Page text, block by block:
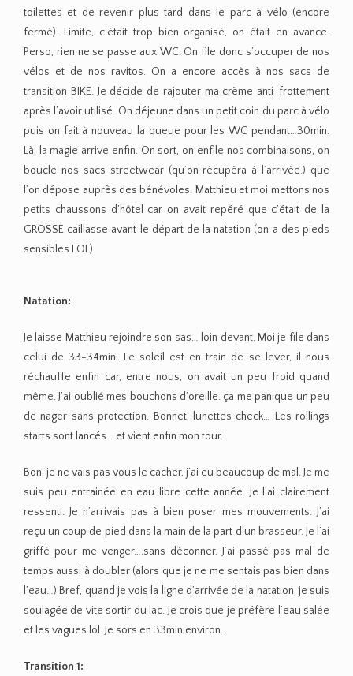
toilettes et de revenir plus tard dans le parc à vélo (encore
fermé). Limite, c’était trop bien organisé, on était en avance.
Perso, rien ne se passe aux WC. On file donc s’occuper de nos
vélos et de nos ravitos. On a encore accès à nos sacs de
transition BIKE. Je décide de rajouter ma crème anti-frottement
après l’avoir utilisé. On déjeune dans un petit coin du parc à vélo
puis on fait à nouveau la queue pour les WC pendant…30min.
Là, la magie arrive enfin. On sort, on enfile nos combinaisons, on
boucle nos sacs streetwear (qu’on récupéra à l’arrivée.) que
l’on dépose auprès des bénévoles. Matthieu et moi mettons nos
petits chaussons d’hôtel car on avait repéré que c’était de la
GROSSE caillasse avant le départ de la natation (on a des pieds
sensibles LOL)
Natation:
Je laisse Matthieu rejoindre son sas… loin devant. Moi je file dans
celui de 33-34min. Le soleil est en train de se lever, il nous
réchauffe enfin car, entre nous, on avait un peu froid quand
même. J’ai oublié mes bouchons d’oreille. ça me panique un peu
de nager sans protection. Bonnet, lunettes check… Les rollings
starts sont lancés… et vient enfin mon tour.
Bon, je ne vais pas vous le cacher, j’ai eu beaucoup de mal. Je me
suis peu entrainée en eau libre cette année. Je l’ai clairement
ressenti. Je n’arrivais pas à bien poser mes mouvements. J’ai
reçu un coup de pied dans la main de la part d’un brasseur. Je l’ai
griffé pour me venger….sans déconner. J’ai passé pas mal de
temps aussi à doubler (alors que je ne me sentais pas bien dans
l’eau…) Bref, quand je vois la ligne d’arrivée de la natation, je suis
soulagée de vite sortir du lac. Je crois que je préfère l’eau salée
et les vagues lol. Je sors en 33min environ.
Transition 1: